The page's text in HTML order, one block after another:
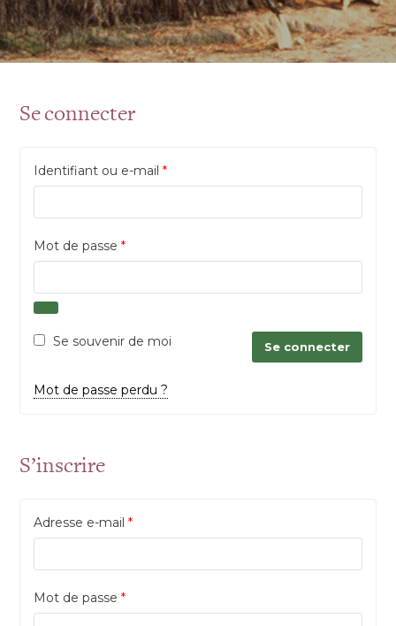
Se connecter
Identifiant ou e-mail*Obligatoire
Mot de passe*Obligatoire
Se souvenir de moi Se connecter
Mot de passe perdu ?
S’inscrire
Adresse e-mail*Obligatoire
Mot de passe*Obligatoire